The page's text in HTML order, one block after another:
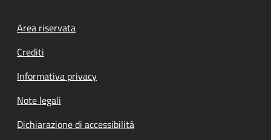
Footer menu
Area riservata
Crediti
Informativa privacy
Note legali
Dichiarazione di accessibilità